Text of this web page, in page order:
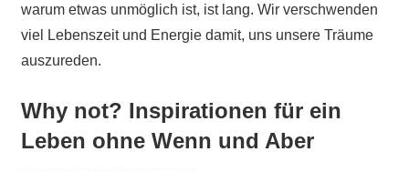
warum etwas unmöglich ist, ist lang. Wir verschwenden
viel Lebenszeit und Energie damit, uns unsere Träume
auszureden.
Why not? Inspirationen für ein
Leben ohne Wenn und Aber